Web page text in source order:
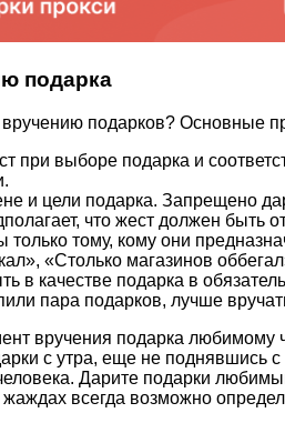
подарка
вручению подарков? Основные
при выборе подарка и
и цели подарка. Запрещено
что жест должен быть
только тому, кому они
«Столько магазинов
в качестве подарка в
пара подарков, лучше
вручения подарка любимому
с утра, еще не поднявшись
Дарите подарки
всегда возможно